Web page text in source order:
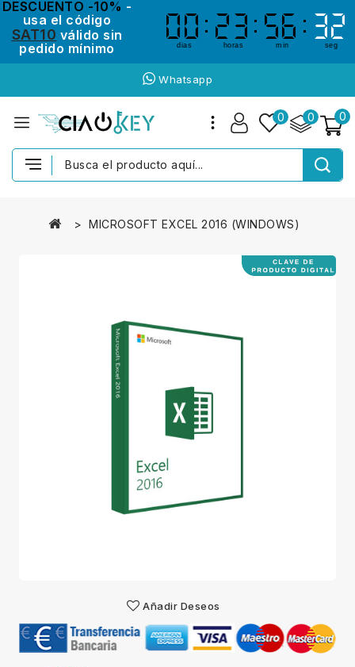
DESCUENTO -10% -
usa el código
SAT10 válido sin
pedido mínimo
00
00
dias
23
23
horas
56
56
min
32
32
seg
Whatsapp
0
0
0
MICROSOFT EXCEL 2016 (WINDOWS)
Añadir Deseos